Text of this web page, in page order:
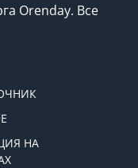
Orenday. Все
НА